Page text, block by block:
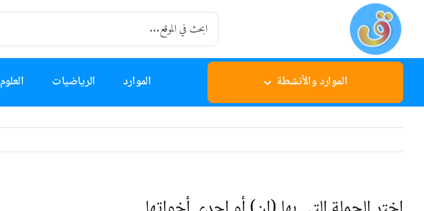
content
Search
for:
الموارد والأنشطة الموارد الرياضيات العلوم